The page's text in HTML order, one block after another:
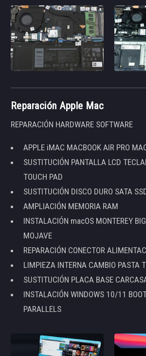
Reparación Apple Mac
REPARACIÓN HARDWARE SOFTWARE
APPLE iMAC MACBOOK AIR PRO
SUSTITUCIÓN PANTALLA LCD
TOUCH PAD
SUSTITUCIÓN DISCO DURO SATA
AMPLIACIÓN MEMORIA RAM
INSTALACIÓN macOS MONTEREY
MOJAVE
REPARACIÓN CONECTOR
LIMPIEZA INTERNA CAMBIO PASTA
SUSTITUCIÓN PLACA BASE
INSTALACIÓN WINDOWS 10/11
PARALLELS